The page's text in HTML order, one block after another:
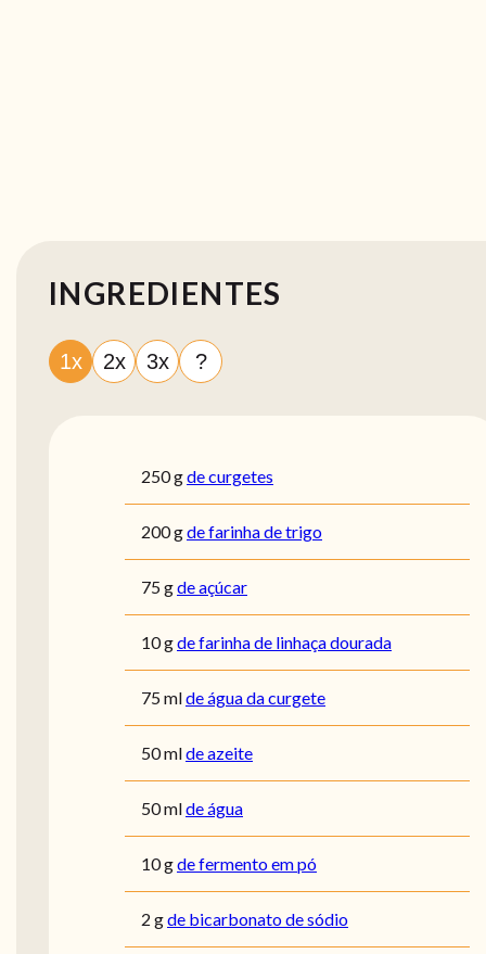
INGREDIENTES
1x 2x 3x ?
250gde curgetes
200gde farinha de trigo
75gde açúcar
10gde farinha de linhaça dourada
75mlde água da curgete
50mlde azeite
50mlde água
10gde fermento em pó
2 gde bicarbonato de sódio